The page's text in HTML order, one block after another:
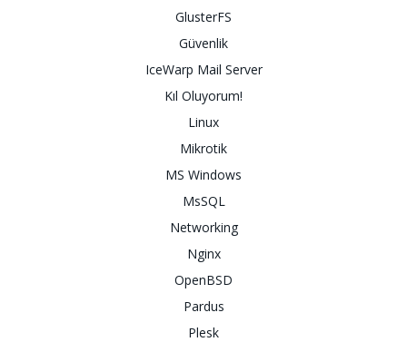
GlusterFS
Güvenlik
IceWarp Mail Server
Kıl Oluyorum!
Linux
Mikrotik
MS Windows
MsSQL
Networking
Nginx
OpenBSD
Pardus
Plesk